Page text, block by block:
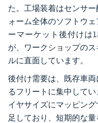
た。工場装着はセンサ
ォーム全体のソフトウ
ーマーケット後付けは
が、ワークショップの
ルに直面しています。
後付け需要は、既存車
るフリートに集中して
イヤサイズにマッピン
足しており、短期的な